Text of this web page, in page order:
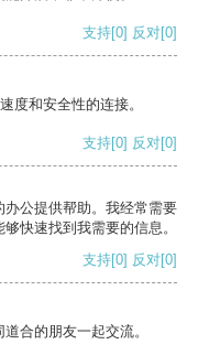
支持[0] 反对[0]
度和安全性的连接。
支持[0] 反对[0]
公提供帮助。我经常需要
快速找到我需要的信息。
支持[0] 反对[0]
合的朋友一起交流。